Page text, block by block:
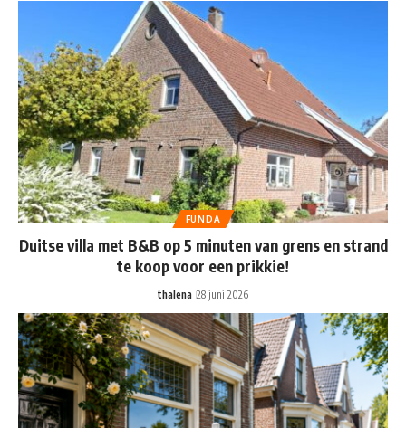
FUNDA
Duitse villa met B&B op 5 minuten van grens en strand
te koop voor een prikkie!
thalena 28 juni 2026